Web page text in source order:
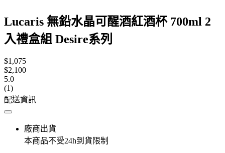
Lucaris 無鉛水晶可醒酒紅酒杯 700ml 2
入禮盒組 Desire系列
$1,075
$2,100
5.0
(1)
配送資訊
廠商出貨
本商品不受24h到貨限制